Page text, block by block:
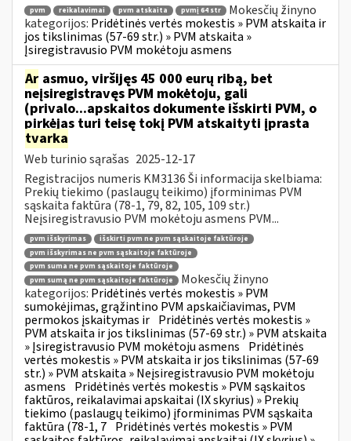
pvm reikalavimai pvm atskaita pvmį 64 str
Mokesčių žinyno
kategorijos: Pridėtinės vertės mokestis » PVM atskaita ir
jos tikslinimas (57-69 str.) » PVM atskaita »
Įsiregistravusio PVM mokėtoju asmens
Ar asmuo, viršijęs 45 000 eurų ribą, bet
neįsiregistravęs PVM mokėtoju, gali
(privalo...apskaitos dokumente išskirti PVM, o
pirkėjas turi teisę tokį PVM atskaityti įprasta
tvarka
Web turinio sąrašas 2025-12-17
Registracijos numeris KM3136 Ši informacija skelbiama:
Prekių tiekimo (paslaugų teikimo) įforminimas PVM
sąskaita faktūra (78-1, 79, 82, 105, 109 str.)
Neįsiregistravusio PVM mokėtoju asmens PVM...
pvm išskyrimas
išskirti pvm ne pvm sąskaitoje faktūroje
pvm išskyrimas ne pvm sąskaitoje faktūroje
pvm suma ne pvm sąskaitoje faktūroje
pvm sumą ne pvm sąskaitoje faktūroje
Mokesčių žinyno
kategorijos: Pridėtinės vertės mokestis » PVM
sumokėjimas, grąžintino PVM apskaičiavimas, PVM
permokos įskaitymas ir Pridėtinės vertės mokestis »
PVM atskaita ir jos tikslinimas (57-69 str.) » PVM atskaita
» Įsiregistravusio PVM mokėtoju asmens Pridėtinės
vertės mokestis » PVM atskaita ir jos tikslinimas (57-69
str.) » PVM atskaita » Neįsiregistravusio PVM mokėtoju
asmens Pridėtinės vertės mokestis » PVM sąskaitos
faktūros, reikalavimai apskaitai (IX skyrius) » Prekių
tiekimo (paslaugų teikimo) įforminimas PVM sąskaita
faktūra (78-1, 7 Pridėtinės vertės mokestis » PVM